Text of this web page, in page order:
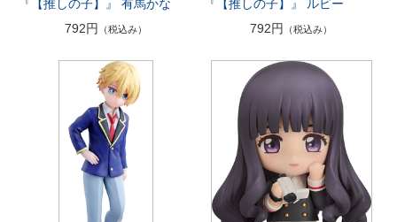
『【推しの子】』 有馬かな
792円
（税込み）
『【推しの子】』 ルビー
792円
（税込み）